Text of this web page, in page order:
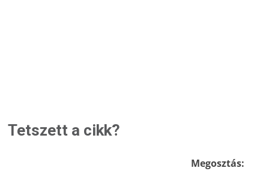
Tetszett a cikk?
Megosztás: